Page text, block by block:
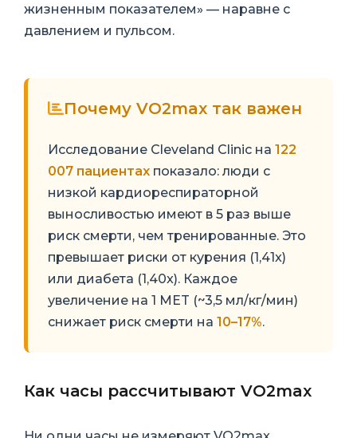
жизненным показателем» — наравне с
давлением и пульсом.
Почему VO2max так важен
Исследование Cleveland Clinic на 122
007 пациентах показало: люди с
низкой кардиореспираторной
выносливостью имеют в 5 раз выше
риск смерти, чем тренированные. Это
превышает риски от курения (1,41x)
или диабета (1,40x). Каждое
увеличение на 1 MET (~3,5 мл/кг/мин)
снижает риск смерти на 10–17%.
Как часы рассчитывают VO2max